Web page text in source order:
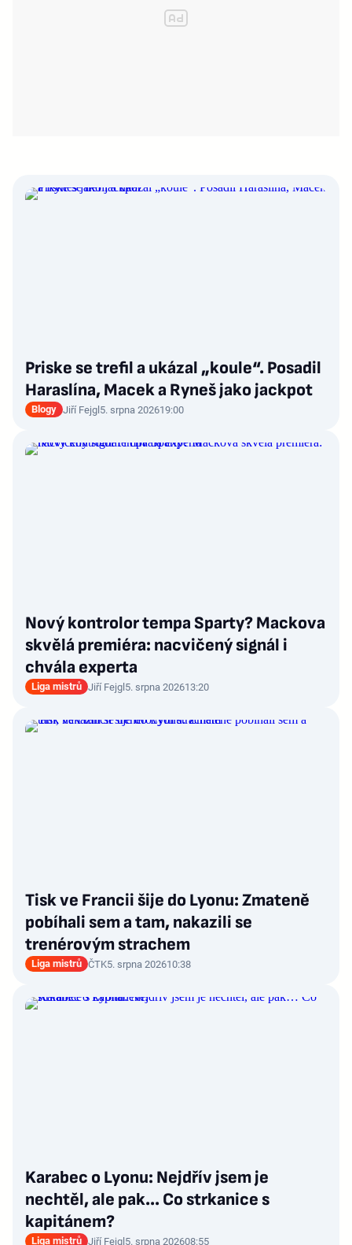
Priske se trefil a ukázal „koule“. Posadil
Haraslína, Macek a Ryneš jako jackpot
Blogy Jiří Fejgl5. srpna 202619:00
Nový kontrolor tempa Sparty? Mackova
skvělá premiéra: nacvičený signál i
chvála experta
Liga mistrů Jiří Fejgl5. srpna 202613:20
Tisk ve Francii šije do Lyonu: Zmateně
pobíhali sem a tam, nakazili se
trenérovým strachem
Liga mistrů ČTK5. srpna 202610:38
Karabec o Lyonu: Nejdřív jsem je
nechtěl, ale pak… Co strkanice s
kapitánem?
Liga mistrů Jiří Fejgl5. srpna 202608:55